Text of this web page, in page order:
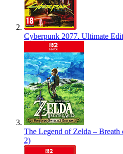
Cyberpunk 2077. Ultimate
The Legend of Zelda –
2)